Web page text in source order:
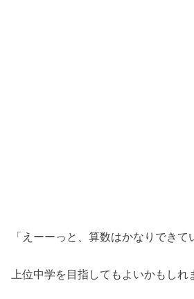
「えーーっと、算数はかなりできて
上位中学を目指してもよいかもしれ